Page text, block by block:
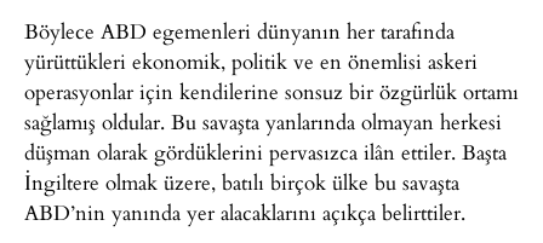
Böylece ABD egemenleri dünyanın her tarafında
yürüttükleri ekonomik, politik ve en önemlisi askeri
operasyonlar için kendilerine sonsuz bir özgürlük ortamı
sağlamış oldular. Bu savaşta yanlarında olmayan herkesi
düşman olarak gördüklerini pervasızca ilân ettiler. Başta
İngiltere olmak üzere, batılı birçok ülke bu savaşta
ABD’nin yanında yer alacaklarını açıkça belirttiler.